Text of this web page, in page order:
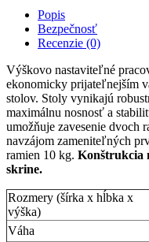
Popis
Bezpečnosť
Recenzie (0)
Výškovo nastaviteľné
ekonomicky prijateľnejším
stolov. Stoly vynikajú
maximálnu nosnosť a
umožňuje zavesenie dvoch
navzájom zameniteľných
ramien 10 kg. Konštrukcia
skrine.
Rozmery (šírka x hĺbka x
výška)
Váha